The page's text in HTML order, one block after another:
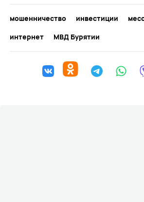
мошенничество инвестиции
интернет
МВД Бурятии